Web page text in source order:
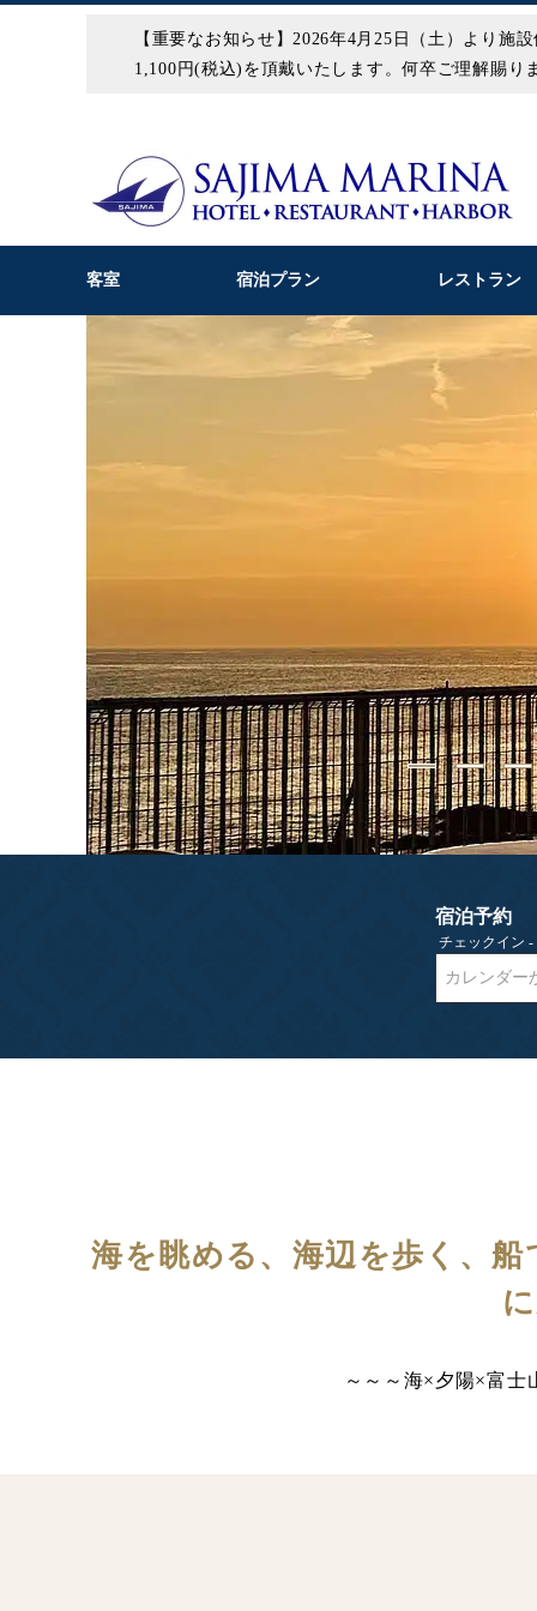
【重要なお知らせ】2026年4月25日（土）より
1,100円(税込)を頂戴いたします。何卒ご理解賜り
客室 宿泊プラン レストラン
宿泊予約
チェックイン
カレンダー
海を眺める、海辺を歩く、
～～～海×夕陽×富士